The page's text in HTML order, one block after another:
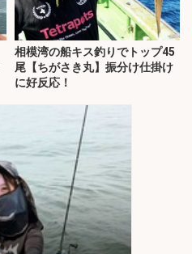
相模湾の船キス釣りでトップ45
尾【ちがさき丸】振分け仕掛け
に好反応！